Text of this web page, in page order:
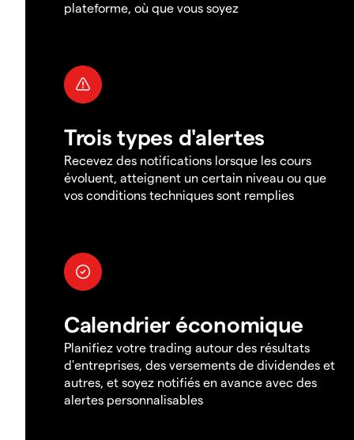
plateforme, où que vous soyez
Trois types d'alertes
Recevez des notifications lorsque les cours
évoluent, atteignent un certain niveau ou que
vos conditions techniques sont remplies
Calendrier économique
Planifiez votre trading autour des résultats
d'entreprises, des versements de dividendes et
autres, et soyez notifiés en avance avec des
alertes personnalisables